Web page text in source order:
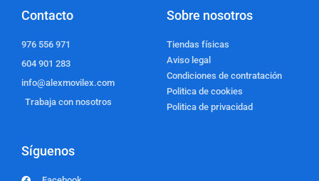
Contacto
976 556 971
604 901 283
info@alexmovilex.com
Trabaja con nosotros
Sobre nosotros
Tiendas físicas
Aviso legal
Condiciones de contratación
Politica de cookies
Politica de privacidad
Síguenos